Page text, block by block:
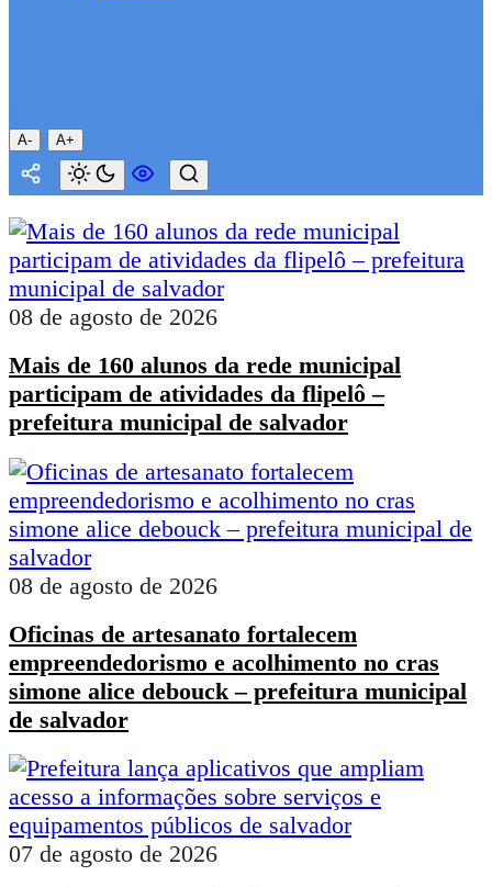
A- A+
08 de agosto de 2026
Mais de 160 alunos da rede municipal
participam de atividades da flipelô –
prefeitura municipal de salvador
08 de agosto de 2026
Oficinas de artesanato fortalecem
empreendedorismo e acolhimento no cras
simone alice debouck – prefeitura municipal
de salvador
07 de agosto de 2026